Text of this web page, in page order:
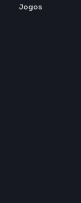
Jogos